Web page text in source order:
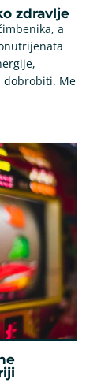
zdravlje
a
dobrobiti. Me